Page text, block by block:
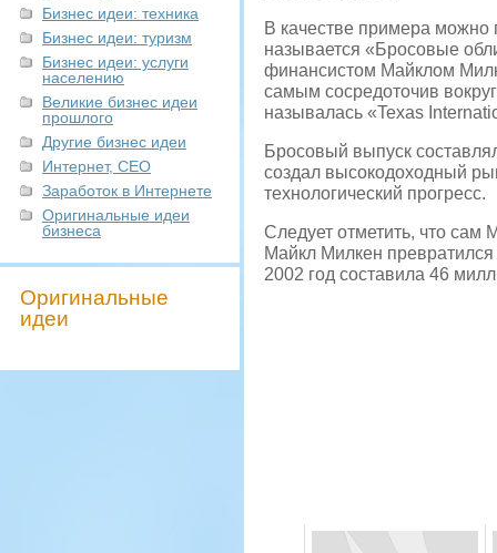
Бизнес идеи: техника
Бизнес идеи: туризм
Бизнес идеи: услуги
населению
Великие бизнес идеи
прошлого
Другие бизнес идеи
Интернет, СЕО
Заработок в Интернете
Оригинальные идеи
бизнеса
Оригинальные
идеи
В качестве примера можно
называется «Бросовые
финансистом Майклом
самым сосредоточив
называлась «Texas
Бросовый выпуск
создал высокодоходный
технологический прогресс.
Следует отметить, что сам
Майкл Милкен
2002 год составила 46